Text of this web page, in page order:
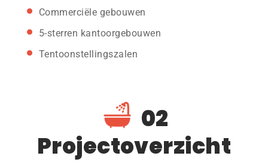
Commerciële gebouwen
5-sterren kantoorgebouwen
Tentoonstellingszalen
02
Projectoverzicht